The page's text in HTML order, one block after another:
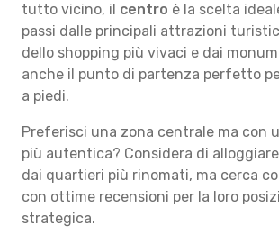
tutto vicino, il centro è la scelta
passi dalle principali attrazioni
dello shopping più vivaci e dai
anche il punto di partenza perfetto
a piedi.
Preferisci una zona centrale ma con
più autentica? Considera di
dai quartieri più rinomati, ma cerca
con ottime recensioni per la loro
strategica.